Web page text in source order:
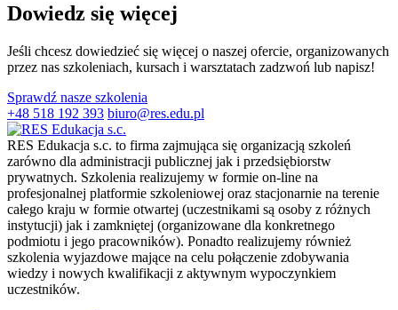
Dowiedz się więcej
Jeśli chcesz dowiedzieć się więcej o naszej ofercie, organizowanych
przez nas szkoleniach, kursach i warsztatach zadzwoń lub napisz!
Sprawdź nasze szkolenia
+48 518 192 393 biuro@res.edu.pl
RES Edukacja s.c. to firma zajmująca się organizacją szkoleń
zarówno dla administracji publicznej jak i przedsiębiorstw
prywatnych. Szkolenia realizujemy w formie on-line na
profesjonalnej platformie szkoleniowej oraz stacjonarnie na terenie
całego kraju w formie otwartej (uczestnikami są osoby z różnych
instytucji) jak i zamkniętej (organizowane dla konkretnego
podmiotu i jego pracowników). Ponadto realizujemy również
szkolenia wyjazdowe mające na celu połączenie zdobywania
wiedzy i nowych kwalifikacji z aktywnym wypoczynkiem
uczestników.